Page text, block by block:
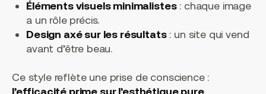
Éléments visuels minimalistes: chaque image
a un rôle précis.
Design axé sur les résultats: un site qui vend
avant d’être beau.
Ce style reflète une prise de conscience :
l’efficacité prime sur l’esthétique pure.